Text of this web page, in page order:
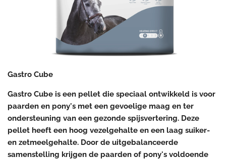
Gastro Cube
Gastro Cube is een pellet die speciaal ontwikkeld is voor
paarden en pony's met een gevoelige maag en ter
ondersteuning van een gezonde spijsvertering. Deze
pellet heeft een hoog vezelgehalte en een laag suiker-
en zetmeelgehalte. Door de uitgebalanceerde
samenstelling krijgen de paarden of pony's voldoende